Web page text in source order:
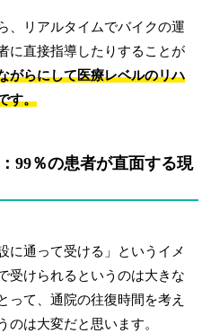
、リアルタイムでバイクの運
に直接指導したりすることが
がらにして医療レベルのリハ
す。
99％の患者が直面する現
に通って受ける」というイメ
受けられるというのは大きな
って、通院の往復時間を考え
のは大変だと思います。